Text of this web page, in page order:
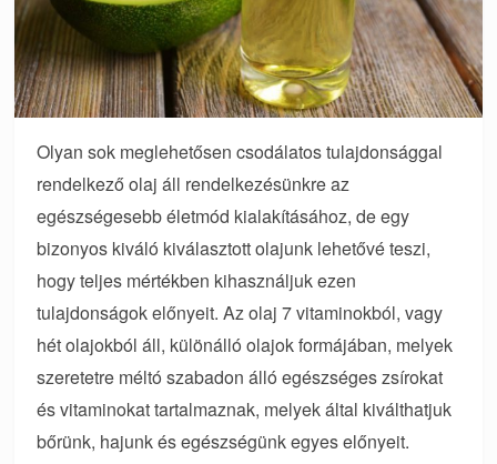
Olyan sok meglehetősen csodálatos tulajdonsággal
rendelkező olaj áll rendelkezésünkre az
egészségesebb életmód kialakításához, de egy
bizonyos kiváló kiválasztott olajunk lehetővé teszi,
hogy teljes mértékben kihasználjuk ezen
tulajdonságok előnyeit. Az olaj 7 vitaminokból, vagy
hét olajokból áll, különálló olajok formájában, melyek
szeretetre méltó szabadon álló egészséges zsírokat
és vitaminokat tartalmaznak, melyek által kiválthatjuk
bőrünk, hajunk és egészségünk egyes előnyeit.